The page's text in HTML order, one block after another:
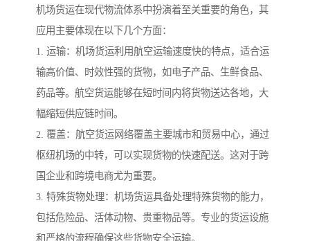
机场货运在现代物流体系中扮演着至关重要的角色，其
应用主要体现在以下几个方面：
1. 运输：机场货运利用航空运输速度快的特点，适合运
输高价值、时效性强的货物，如电子产品、生鲜食品、
药品等。航空货运能够在短时间内将货物送达各地，大
幅缩短供应链时间。
2. 覆盖：航空货运网络覆盖主要城市和贸易中心，通过
枢纽机场的中转，可以实现货物的快速配送。这对于跨
国企业和跨境电商尤为重要。
3. 特殊货物处理：机场货运具备处理特殊货物的能力，
包括危险品、活体动物、贵重物品等。专业的货运设施
和严格的流程确保这些货物安全运输。